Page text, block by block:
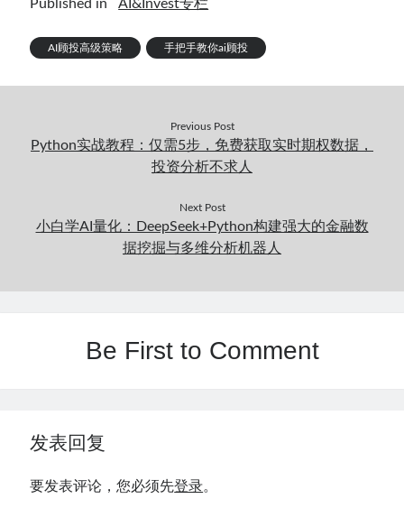
Published in AI&Invest专栏
AI顾投高级策略 手把手教你ai顾投
Previous Post
Python实战教程：仅需5步，免费获取实时期权数据，
投资分析不求人
Next Post
小白学AI量化：DeepSeek+Python构建强大的金融数
据挖掘与多维分析机器人
Be First to Comment
发表回复
要发表评论，您必须先登录。